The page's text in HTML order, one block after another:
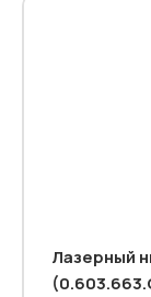
Лазерный